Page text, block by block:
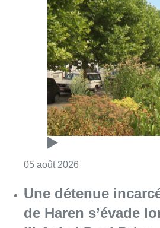
05 août 2026
Une détenue
de Haren s’évade